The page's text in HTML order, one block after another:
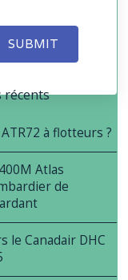
SUBMIT
récents
à flotteurs ?
Atlas
de
le Canadair DHC